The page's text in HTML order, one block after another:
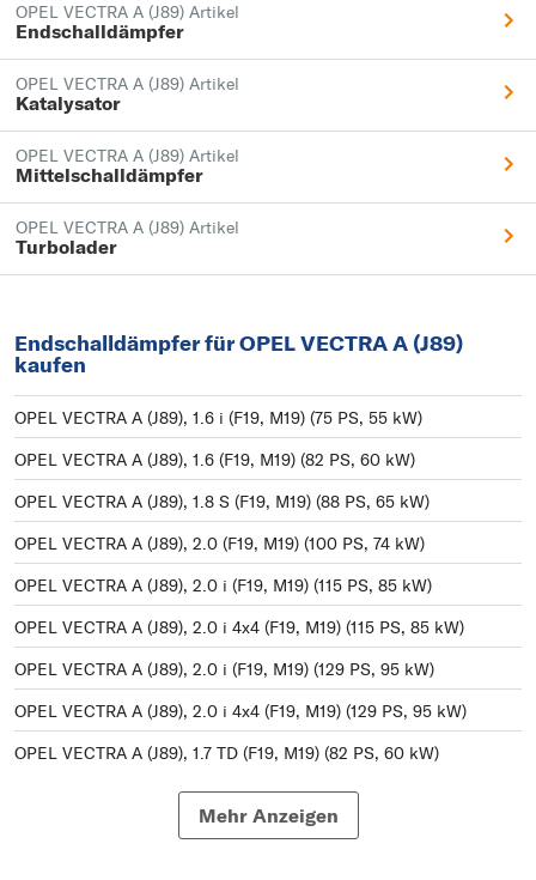
OPEL VECTRA A (J89) Artikel
Endschalldämpfer
OPEL VECTRA A (J89) Artikel
Katalysator
OPEL VECTRA A (J89) Artikel
Mittelschalldämpfer
OPEL VECTRA A (J89) Artikel
Turbolader
Endschalldämpfer für OPEL VECTRA A (J89)
kaufen
OPEL VECTRA A (J89), 1.6 i (F19, M19) (75 PS, 55 kW)
OPEL VECTRA A (J89), 1.6 (F19, M19) (82 PS, 60 kW)
OPEL VECTRA A (J89), 1.8 S (F19, M19) (88 PS, 65 kW)
OPEL VECTRA A (J89), 2.0 (F19, M19) (100 PS, 74 kW)
OPEL VECTRA A (J89), 2.0 i (F19, M19) (115 PS, 85 kW)
OPEL VECTRA A (J89), 2.0 i 4x4 (F19, M19) (115 PS, 85 kW)
OPEL VECTRA A (J89), 2.0 i (F19, M19) (129 PS, 95 kW)
OPEL VECTRA A (J89), 2.0 i 4x4 (F19, M19) (129 PS, 95 kW)
OPEL VECTRA A (J89), 1.7 TD (F19, M19) (82 PS, 60 kW)
OPEL VECTRA A (J89), 1.8 i Cat (F19, M19) (90 PS, 66 kW)
OPEL VECTRA A (J89), 2000/GT 16V (F19, M19) (150 PS, 110
Mehr Anzeigen